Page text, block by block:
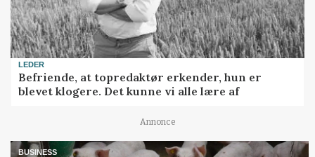
LEDER
Befriende, at topredaktør erkender, hun er
blevet klogere. Det kunne vi alle lære af
Annonce
BUSINESS